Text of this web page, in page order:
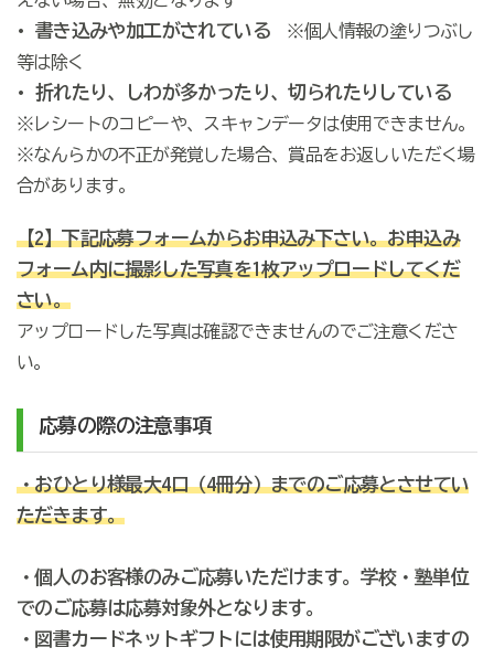
• 書き込みや加工がされている※個人情報の塗りつぶし
等は除く
• 折れたり、しわが多かったり、切られたりしている
※レシートのコピーや、スキャンデータは使用できません。
※なんらかの不正が発覚した場合、賞品をお返しいただく場
合があります。
【2】下記応募フォームからお申込み下さい。お申込み
フォーム内に撮影した写真を1枚アップロードしてくだ
さい。
アップロードした写真は確認できませんのでご注意くださ
い。
応募の際の注意事項
・おひとり様最大4口（4冊分）までのご応募とさせてい
ただきます。
・個人のお客様のみご応募いただけます。学校・塾単位
でのご応募は応募対象外となります。
・図書カードネットギフトには使用期限がございますの